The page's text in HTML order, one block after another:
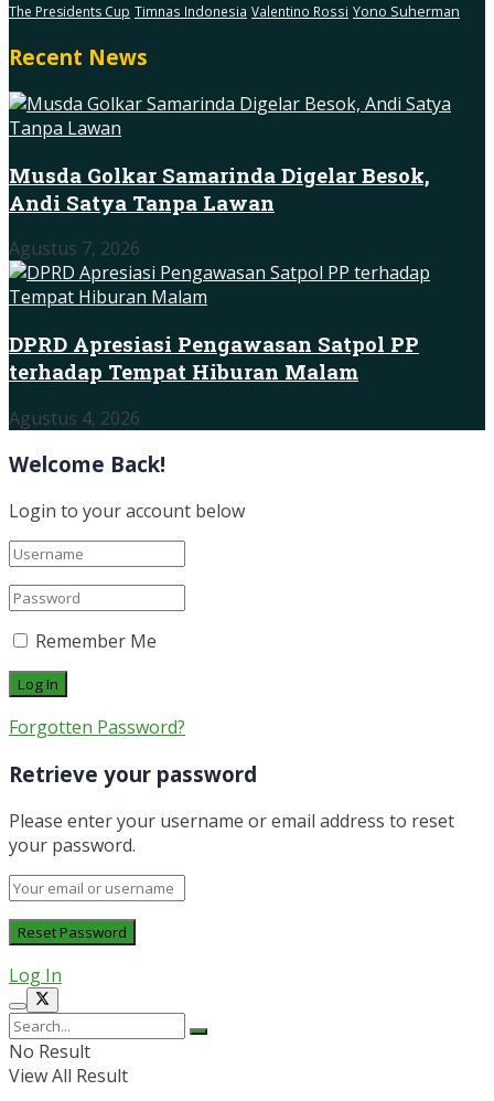
The Presidents Cup Timnas Indonesia Valentino Rossi Yono Suherman
Recent News
Musda Golkar Samarinda Digelar Besok,
Andi Satya Tanpa Lawan
Agustus 7, 2026
DPRD Apresiasi Pengawasan Satpol PP
terhadap Tempat Hiburan Malam
Agustus 4, 2026
Welcome Back!
Login to your account below
Remember Me
Forgotten Password?
Retrieve your password
Please enter your username or email address to reset
your password.
Log In
No Result
View All Result